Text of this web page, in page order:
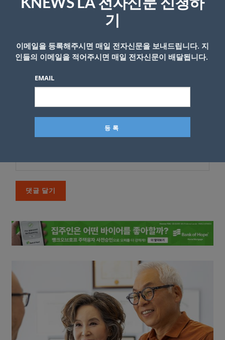
KNEWS LA 전자신문 신청하
기
이메일을 등록해주시면 매일 전자신문을 보내드립니다. 지
인들의 이메일을 적어주시면 매일 전자신문이 배달됩니다.
EMAIL